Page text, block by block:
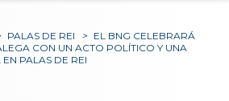
PALAS DE REI > EL BNG CELEBRARÁ
CON UN ACTO POLÍTICO Y UNA
PALAS DE REI